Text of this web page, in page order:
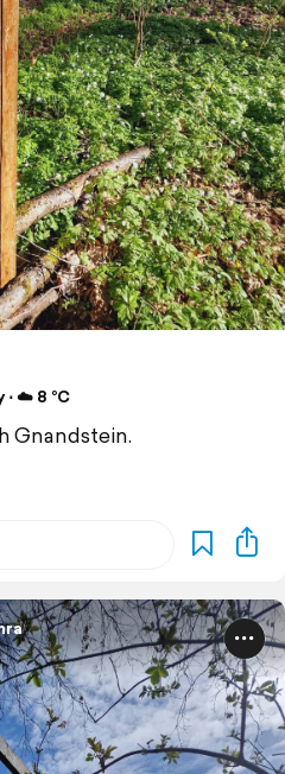
⋅ ☁️ 8 °C
Gnandstein.